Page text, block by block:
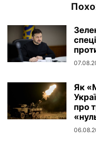
Як
про